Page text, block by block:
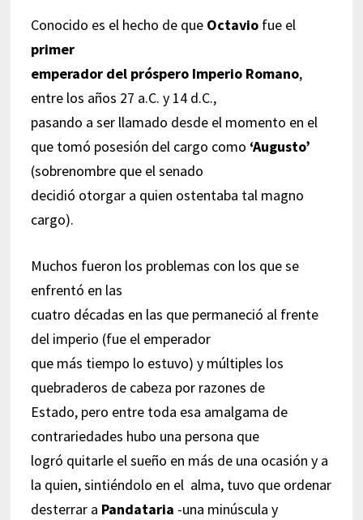
Conocido es el hecho de que Octaviofue el
primer
emperador del próspero Imperio Romano,
entre los años 27 a.C. y 14 d.C.,
pasando a ser llamado desde el momento en el
que tomó posesión del cargo como ‘Augusto’
(sobrenombre que el senado
decidió otorgar a quien ostentaba tal magno
cargo).
Muchos fueron los problemas con los que se
enfrentó en las
cuatro décadas en las que permaneció al frente
del imperio (fue el emperador
que más tiempo lo estuvo) y múltiples los
quebraderos de cabeza por razones de
Estado, pero entre toda esa amalgama de
contrariedades hubo una persona que
logró quitarle el sueño en más de una ocasión y a
la quien, sintiéndolo en el alma, tuvo que ordenar
desterrar a Pandataria -una minúscula y